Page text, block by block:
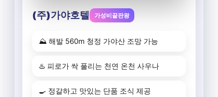
(주)가야호텔 가성비끝판왕
⛰️ 해발 560m 청정 가야산 조망 가능
♨️ 피로가 싹 풀리는 천연 온천 사우나
🍳 정갈하고 맛있는 단품 조식 제공